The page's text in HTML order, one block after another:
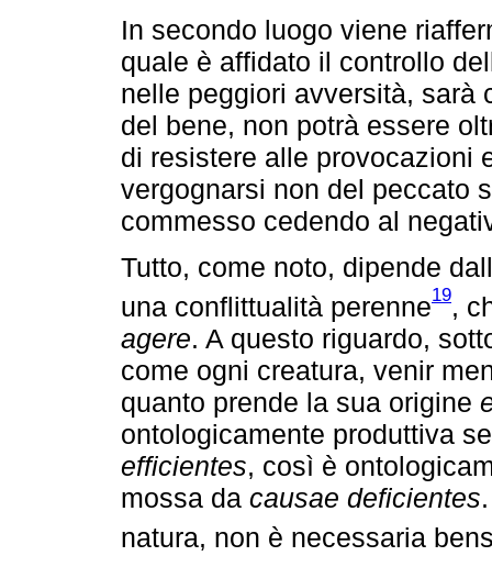
In secondo luogo viene
quale è affidato il controllo
nelle peggiori avversità, sarà
del bene, non potrà essere
di resistere alle provocazioni
vergognarsi non del peccato
commesso cedendo al
Tutto, come noto, dipende
una conflittualità perenne19,
agere. A questo riguardo,
come ogni creatura, venir
quanto prende la sua origine
ontologicamente produttiva
efficientes, così è
mossa da causae deficientes
natura, non è necessaria